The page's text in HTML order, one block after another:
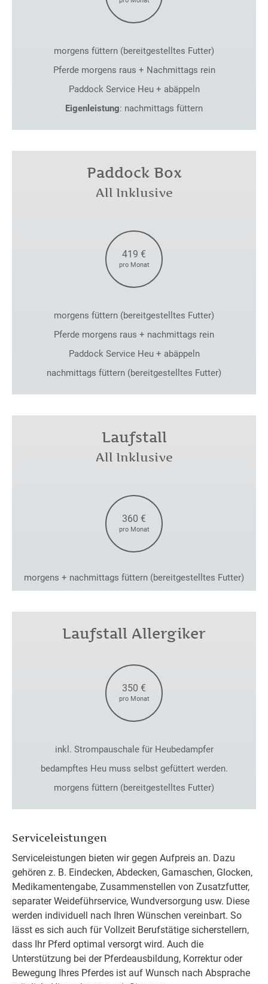
morgens füttern (bereitgestelltes Futter)
Pferde morgens raus + Nachmittags rein
Paddock Service Heu + abäppeln
Eigenleistung: nachmittags füttern
Paddock Box
All Inklusive
419 €
pro Monat
morgens füttern (bereitgestelltes Futter)
Pferde morgens raus + nachmittags rein
Paddock Service Heu + abäppeln
nachmittags füttern (bereitgestelltes Futter)
Laufstall
All Inklusive
360 €
pro Monat
morgens + nachmittags füttern (bereitgestelltes Futter)
Laufstall Allergiker
350 €
pro Monat
inkl. Strompauschale für Heubedampfer
bedampftes Heu muss selbst gefüttert werden.
morgens füttern (bereitgestelltes Futter)
Serviceleistungen
Serviceleistungen bieten wir gegen Aufpreis an. Dazu
gehören z. B. Eindecken, Abdecken, Gamaschen, Glocken,
Medikamentengabe, Zusammenstellen von Zusatzfutter,
separater Weideführservice, Wundversorgung usw. Diese
werden individuell nach Ihren Wünschen vereinbart. So
lässt es sich auch für Vollzeit Berufstätige sicherstellern,
dass Ihr Pferd optimal versorgt wird. Auch die
Unterstützung bei der Pferdeausbildung, Korrektur oder
Bewegung Ihres Pferdes ist auf Wunsch nach Absprache